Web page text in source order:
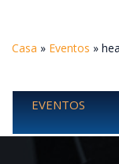
Casa » Eventos »
EVENTOS